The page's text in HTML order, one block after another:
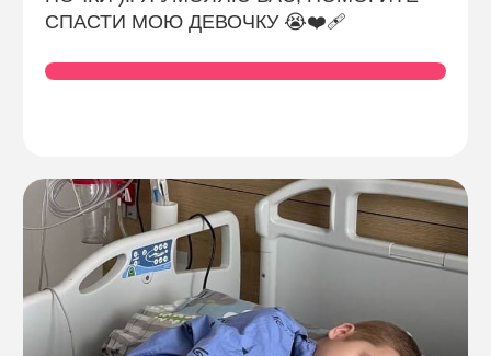
СПАСТИ МОЮ ДЕВОЧКУ 😭❤️‍🩹